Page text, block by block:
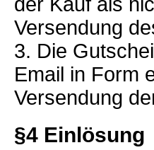
Versendung
3. Die
Email in Form
Versendung
§4 Einlösung